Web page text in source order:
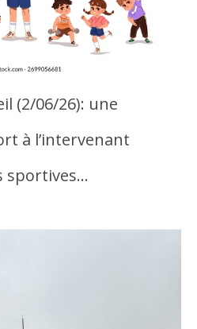
(2/06/26): une
à l’intervenant
sportives…